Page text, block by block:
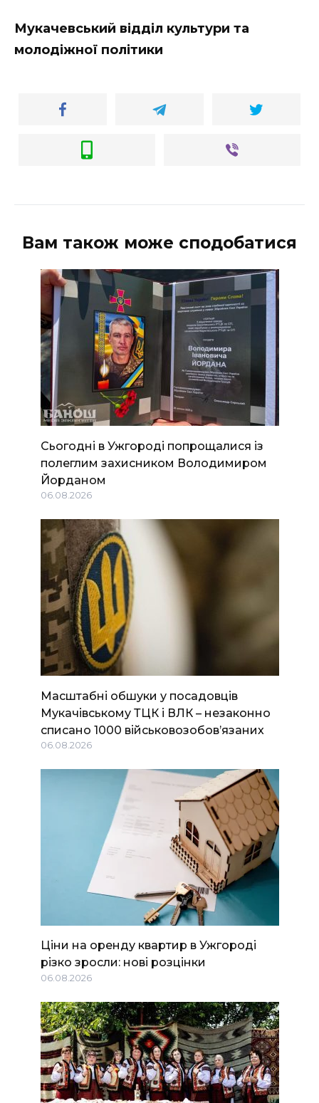
Мукачевський відділ культури та
молодіжної політики
Вам також може сподобатися
Сьогодні в Ужгороді попрощалися із
полеглим захисником Володимиром
Йорданом
06.08.2026
Масштабні обшуки у посадовців
Мукачівському ТЦК і ВЛК – незаконно
списано 1000 військовозобов’язаних
06.08.2026
Ціни на оренду квартир в Ужгороді
різко зросли: нові розцінки
06.08.2026